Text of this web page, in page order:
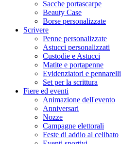
Sacche portascarpe
Beauty Case
Borse personalizzate
Scrivere
Penne personalizzate
Astucci personalizzati
Custodie e Astucci
Matite e portapenne
Evidenziatori e pennarelli
Set per la scrittura
Fiere ed eventi
Animazione dell'evento
Anniversari
Nozze
Campagne elettorali
Feste di addio al celibato